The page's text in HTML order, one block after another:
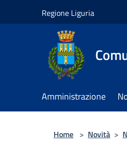
Regione Liguria
Amministrazione
Home > Novità >